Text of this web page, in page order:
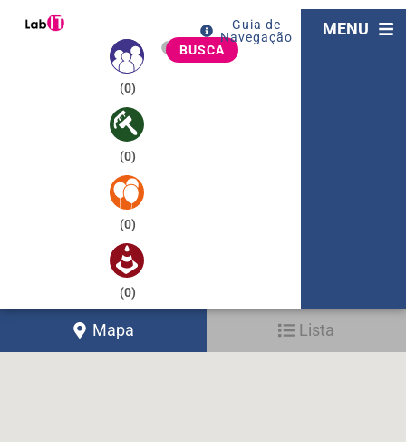
(0)
(0)
(0)
(0)
BUSCA
Guia de
Navegação
MENU
Mapa Lista